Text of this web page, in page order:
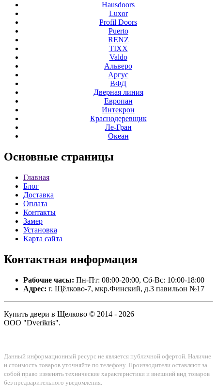
Hausdoors
Luxor
Profil Doors
Puerto
RENZ
TIXX
Valdo
Альверо
Аргус
ВФД
Дверная линия
Европан
Интекрон
Краснодеревщик
Ле-Гран
Океан
Основные страницы
Главная
Блог
Доставка
Оплата
Контакты
Замер
Установка
Карта сайта
Контактная информация
Рабочие часы: Пн-Пт: 08:00-20:00, Сб-Вс: 10:00-18:00
Адрес: г. Щёлково-7, мкр.Финский, д.3 павильон №17
Купить двери в Щелково © 2014 - 2026
ООО "Dverikris".
Данный информационный ресурс не является публичной офертой. Наличие
и стоимость товаров уточняйте по телефону. Производители оставляют за
собой право изменять технические характеристики и внешний вид товаров
без предварительного уведомления.